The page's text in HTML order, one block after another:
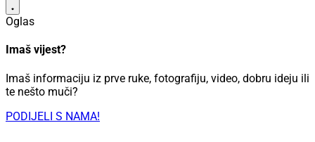
Oglas
Imaš vijest?
Imaš informaciju iz prve ruke, fotografiju, video, dobru ideju ili
te nešto muči?
PODIJELI S NAMA!